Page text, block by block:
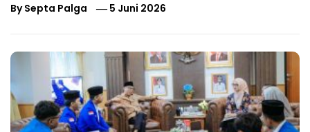
BySepta Palga 5 Juni 2026